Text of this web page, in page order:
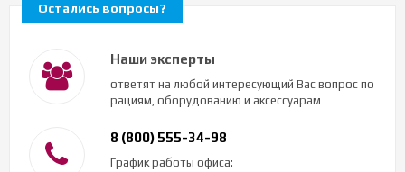
Остались вопросы?
Наши эксперты
ответят на любой интересующий Вас вопрос по
рациям, оборудованию и аксессуарам
8 (800) 555-34-98
График работы офиса: